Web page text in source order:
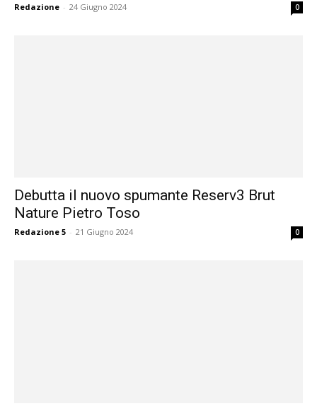
Redazione - 24 Giugno 2024 0
Debutta il nuovo spumante Reserv3 Brut
Nature Pietro Toso
Redazione 5 - 21 Giugno 2024 0